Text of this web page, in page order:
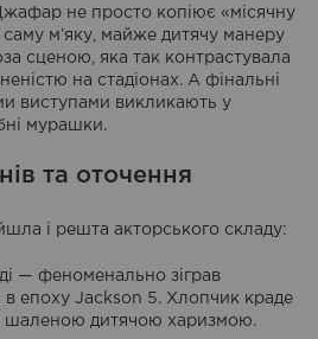
не просто копіює «місячну
м’яку, майже дитячу манеру
сценою, яка так контрастувала
на стадіонах. А фінальні
виступами викликають у
мурашки.
та оточення
і решта акторського складу:
— феноменально зіграв
епоху Jackson 5. Хлопчик краде
шаленою дитячою харизмою.